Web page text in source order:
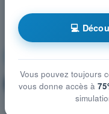
Météorologie
🔒 PRO
💻
Vous pouvez toujours
vous donne accès à